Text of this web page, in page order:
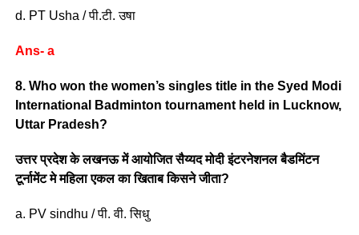
d. PT Usha / पी.टी. उषा
Ans- a
8. Who won the women’s singles title in the Syed Modi
International Badminton tournament held in Lucknow,
Uttar Pradesh?
उत्तर प्रदेश के लखनऊ में आयोजित सैय्यद मोदी इंटरनेशनल बैडमिंटन
टूर्नामेंट मे महिला एकल का खिताब किसने जीता?
a. PV sindhu / पी. वी. सिधु